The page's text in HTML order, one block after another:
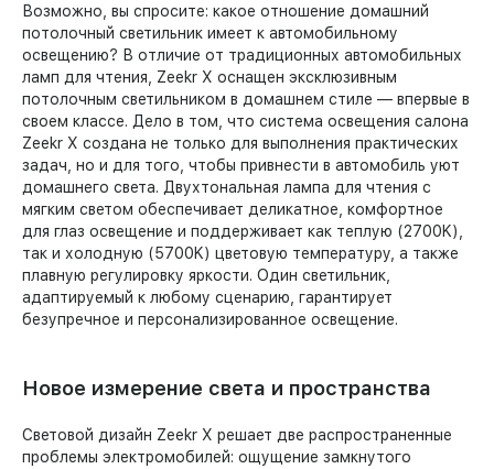
Возможно, вы спросите: какое отношение домашний
потолочный светильник имеет к автомобильному
освещению? В отличие от традиционных автомобильных
ламп для чтения, Zeekr X оснащен эксклюзивным
потолочным светильником в домашнем стиле — впервые в
своем классе. Дело в том, что система освещения салона
Zeekr X создана не только для выполнения практических
задач, но и для того, чтобы привнести в автомобиль уют
домашнего света. Двухтональная лампа для чтения с
мягким светом обеспечивает деликатное, комфортное
для глаз освещение и поддерживает как теплую (2700K),
так и холодную (5700K) цветовую температуру, а также
плавную регулировку яркости. Один светильник,
адаптируемый к любому сценарию, гарантирует
безупречное и персонализированное освещение.
Новое измерение света и пространства
Световой дизайн Zeekr X решает две распространенные
проблемы электромобилей: ощущение замкнутого